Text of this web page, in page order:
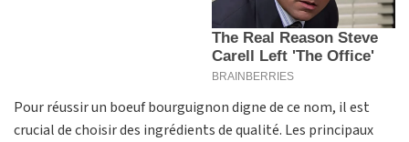
Pour réussir un boeuf bourguignon digne de ce nom, il est
crucial de choisir des ingrédients de qualité. Les principaux